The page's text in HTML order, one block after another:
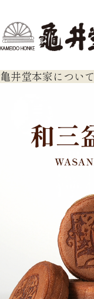
亀井堂本家について